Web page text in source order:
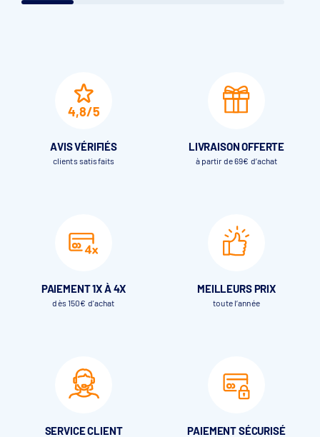
l’application LivePool cover. L’application LivePool doit être
utilisée avec vue sur le bassin et appui maintenu lors de la
fermeture du volet.
Recommandé pour les piscines équipées d’un liner
(maçonnerie avec angles vifs impérative). Le kit permet de
plaquer le liner contre les angles et d’éviter tout frottement
4,8/5
AVIS VÉRIFIÉS
clients satisfaits
LIVRAISON OFFERTE
à partir de 69€ d’achat
PAIEMENT 1X À 4X
dès 150€ d'achat
MEILLEURS PRIX
toute l’année
SERVICE CLIENT PAIEMENT SÉCURISÉ